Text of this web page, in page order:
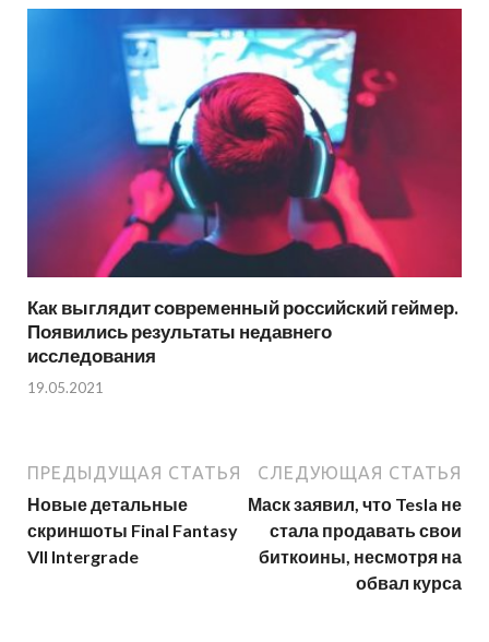
Как выглядит современный российский геймер.
Появились результаты недавнего
исследования
19.05.2021
ПРЕДЫДУЩАЯ СТАТЬЯ
Новые детальные
скриншоты Final Fantasy
VII Intergrade
СЛЕДУЮЩАЯ СТАТЬЯ
Маск заявил, что Tesla не
стала продавать свои
биткоины, несмотря на
обвал курса